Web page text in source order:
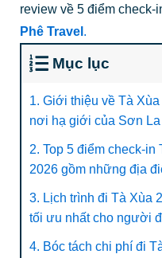
review về 5 điểm
Phê Travel .
Mục lục
1. Giới thiệu về Tà
nơi hạ giới của Sơn
2. Top 5 điểm check-in
2026 gồm những địa
3. Lịch trình đi Tà Xùa
tối ưu nhất cho người
4. Bóc tách chi phí đi